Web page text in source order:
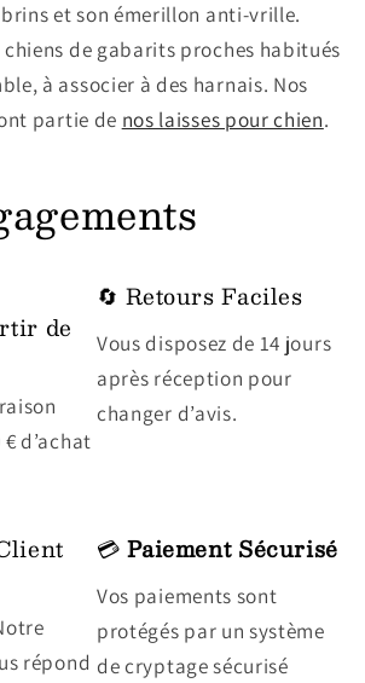
et son émerillon anti-vrille.
de gabarits proches habitués
à associer à des harnais. Nos
partie de nos laisses pour chien.
de
d’achat
🔄 Retours Faciles
Vous disposez de 14 jours
après réception pour
changer d’avis.
répond
💳Paiement Sécurisé
Vos paiements sont
protégés par un système
de cryptage sécurisé